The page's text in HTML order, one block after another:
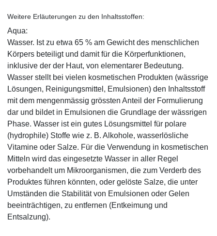
Weitere Erläuterungen zu den Inhaltsstoffen:
Aqua:
Wasser. Ist zu etwa 65 % am Gewicht des menschlichen
Körpers beteiligt und damit für die Körperfunktionen,
inklusive der der Haut, von elementarer Bedeutung.
Wasser stellt bei vielen kosmetischen Produkten (wässrige
Lösungen, Reinigungsmittel, Emulsionen) den Inhaltsstoff
mit dem mengenmässig grössten Anteil der Formulierung
dar und bildet in Emulsionen die Grundlage der wässrigen
Phase. Wasser ist ein gutes Lösungsmittel für polare
(hydrophile) Stoffe wie z. B. Alkohole, wasserlösliche
Vitamine oder Salze. Für die Verwendung in kosmetischen
Mitteln wird das eingesetzte Wasser in aller Regel
vorbehandelt um Mikroorganismen, die zum Verderb des
Produktes führen könnten, oder gelöste Salze, die unter
Umständen die Stabilität von Emulsionen oder Gelen
beeinträchtigen, zu entfernen (Entkeimung und
Entsalzung).